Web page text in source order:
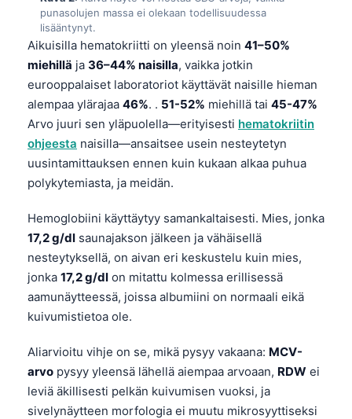
punasolujen massa ei olekaan todellisuudessa
lisääntynyt.
Aikuisilla hematokriitti on yleensä noin 41–50%
miehillä ja 36–44% naisilla, vaikka jotkin
eurooppalaiset laboratoriot käyttävät naisille hieman
alempaa ylärajaa 46%. . 51-52% miehillä tai 45-47%
Arvo juuri sen yläpuolella—erityisesti hematokriitin
ohjeesta naisilla—ansaitsee usein nesteytetyn
uusintamittauksen ennen kuin kukaan alkaa puhua
polykytemiasta, ja meidän.
Hemoglobiini käyttäytyy samankaltaisesti. Mies, jonka
17,2 g/dl saunajakson jälkeen ja vähäisellä
nesteytyksellä, on aivan eri keskustelu kuin mies,
jonka 17,2 g/dl on mitattu kolmessa erillisessä
aamunäytteessä, joissa albumiini on normaali eikä
kuivumistietoa ole.
Aliarvioitu vihje on se, mikä pysyy vakaana: MCV-
arvo pysyy yleensä lähellä aiempaa arvoaan, RDW ei
leviä äkillisesti pelkän kuivumisen vuoksi, ja
sivelynäytteen morfologia ei muutu mikrosyyttiseksi